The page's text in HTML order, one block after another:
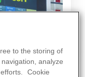
to the storing of
analyze
Cookie